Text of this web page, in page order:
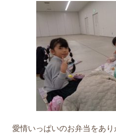
愛情いっぱいのお弁当をあり